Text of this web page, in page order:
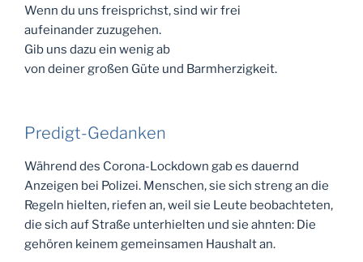
Wenn du uns freisprichst, sind wir frei
aufeinander zuzugehen.
Gib uns dazu ein wenig ab
von deiner großen Güte und Barmherzigkeit.
Predigt-Gedanken
Während des Corona-Lockdown gab es dauernd
Anzeigen bei Polizei. Menschen, sie sich streng an die
Regeln hielten, riefen an, weil sie Leute beobachteten,
die sich auf Straße unterhielten und sie ahnten: Die
gehören keinem gemeinsamen Haushalt an.